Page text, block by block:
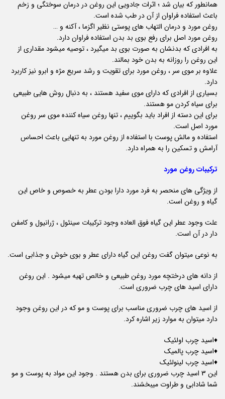
همانطور که بیان شد ؛ اثرات جادویی این روغن در درمان سوختگی و زخم
باعث استفاده فراوان از آن در طب شده است.
روغن مورد و درمان التهاب های پوستی نظیر اگزما ، آکنه و …
روغن مورد اصل برای رفع بوی بد بدن استفاده فراوان دارد.
به افرادی که بدنشان به صورت بوی بد میگیرد ، توصیه میشود مقداری از
این روغن را روزانه به بدن خود بمالند.
علاوه بر موی سر ، روغن مورد برای تقویت و رشد سریع مژه و ابرو نیز کاربرد
دارد.
بسیاری از افرادی که دارای موی سفید هستند ، به دنبال روش هایی طبیعی
برای سیاه کردن مو هستند.
برای این دسته از افراد باید بگوییم ، تنها روغن سیاه کننده موی سر روغن
مورد اصل است.
استفاده و مالش پوست با استفاده از روغن مورد به تنهایی باعث احساس
آرامش و تسکین را به همراه دارد.
ترکیبات روغن مورد
از ویژگی های منحصر به فرد مورد دارا بودن عطر به خصوص و خاص این
گیاه و روغن است.
علت وجود عطر این گیاه فوق العاده وجود ترکیبات سینئول ، ژرانیول و کامفن
دار در آن است.
به نوعی میتوان گفت روغن این گیاه دارای عطر و بوی خوش و جذابی است.
از دانه های درختچه مورد روغن طبیعی و خالص تهیه میشود . این روغن
دارای اسید های چرب ضروری است.
از اسید های چرب ضروری مناسب برای پوست و مو که در این روغن وجود
دارد میتوان به موارد زیر اشاره کرد.
♦️اسید چرب اولئیک
♦️اسید چرب پالمیک
♦️اسید چرب لینولئیک
این 3 اسید چرب ضروری برای بدن هستند . وجود این مواد به پوست و مو
شما شادابی و طراوت میبخشند.